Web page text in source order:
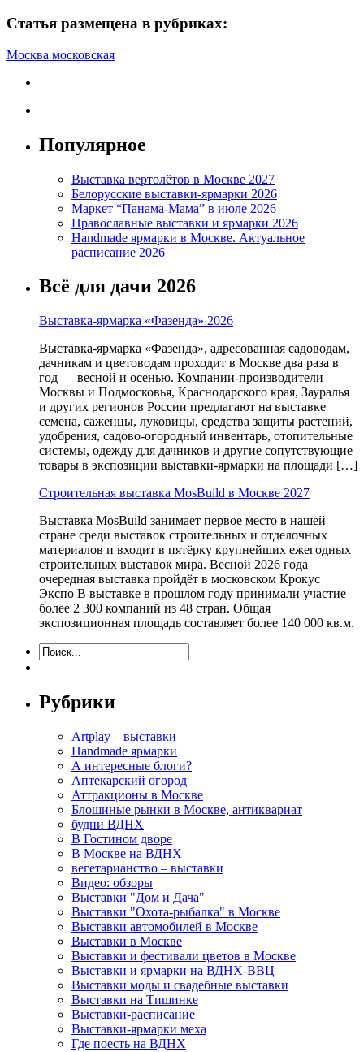
Статья размещена в рубриках:
Москва московская
Популярное
Выставка вертолётов в Москве 2027
Белорусские выставки-ярмарки 2026
Маркет “Панама-Мама” в июле 2026
Православные выставки и ярмарки 2026
Handmade ярмарки в Москве. Актуальное
расписание 2026
Всё для дачи 2026
Выставка-ярмарка «Фазенда» 2026
Выставка-ярмарка «Фазенда», адресованная садоводам,
дачникам и цветоводам проходит в Москве два раза в
год — весной и осенью. Компании-производители
Москвы и Подмосковья, Краснодарского края, Зауралья
и других регионов России предлагают на выставке
семена, саженцы, луковицы, средства защиты растений,
удобрения, садово-огородный инвентарь, отопительные
системы, одежду для дачников и другие сопутствующие
товары в экспозиции выставки-ярмарки на площади […]
Строительная выставка MosBuild в Москве 2027
Выставка MosBuild занимает первое место в нашей
стране среди выставок строительных и отделочных
материалов и входит в пятёрку крупнейших ежегодных
строительных выставок мира. Весной 2026 года
очередная выставка пройдёт в московском Крокус
Экспо В выставке в прошлом году принимали участие
более 2 300 компаний из 48 стран. Общая
экспозиционная площадь составляет более 140 000 кв.м.
Рубрики
Artplay – выставки
Handmade ярмарки
А интересные блоги?
Аптекарский огород
Аттракционы в Москве
Блошиные рынки в Москве, антиквариат
будни ВДНХ
В Гостином дворе
В Москве на ВДНХ
вегетарианство – выставки
Видео: обзоры
Выставки "Дом и Дача"
Выставки "Охота-рыбалка" в Москве
Выставки автомобилей в Москве
Выставки в Москве
Выставки и фестивали цветов в Москве
Выставки и ярмарки на ВДНХ-ВВЦ
Выставки моды и свадебные выставки
Выставки на Тишинке
Выставки-расписание
Выставки-ярмарки меха
Где поесть на ВДНХ